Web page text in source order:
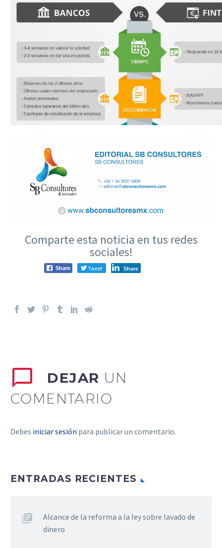
Comparte esta noticia en tus redes
sociales!
Share Tweet Share
DEJAR UN
COMENTARIO
Debes iniciar sesión para publicar un comentario.
ENTRADAS RECIENTES
Alcance de la reforma a la ley sobre lavado de
dinero